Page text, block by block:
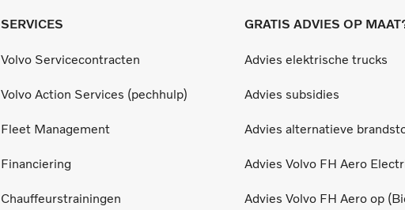
SERVICES
Volvo Servicecontracten
Volvo Action Services (pechhulp)
Fleet Management
Financiering
Chauffeurstrainingen
GRATIS ADVIES OP
Advies elektrische trucks
Advies subsidies
Advies alternatieve
Advies Volvo FH Aero
Advies Volvo FH Aero op